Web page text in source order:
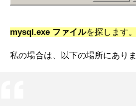
mysql.exe ファイルを探します。
私の場合は、以下の場所にありま